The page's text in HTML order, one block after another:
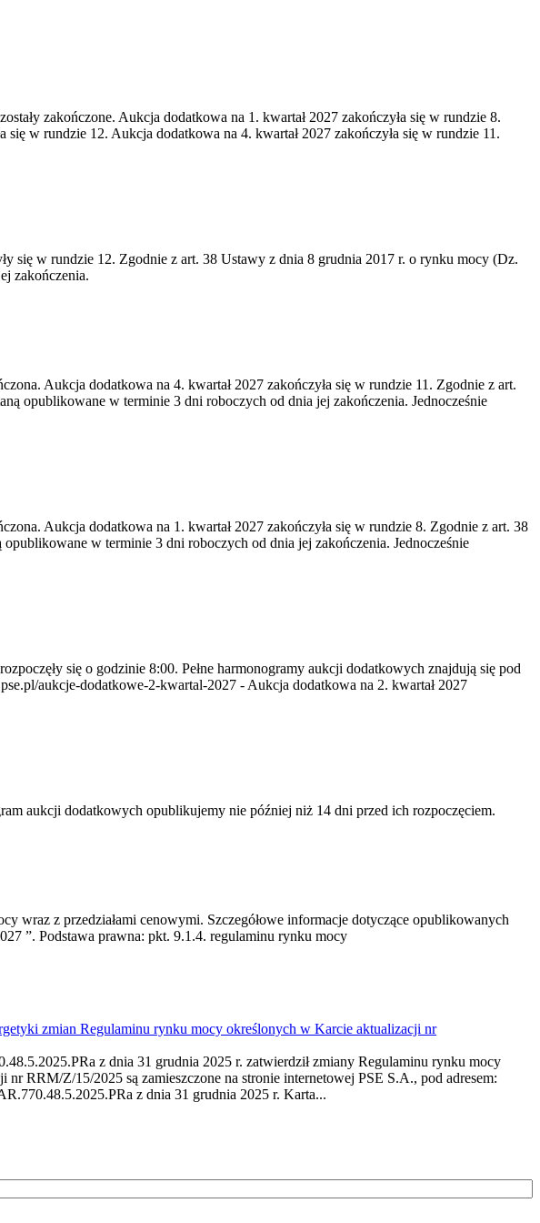
zakończone. Aukcja dodatkowa na 1. kwartał 2027 zakończyła się w rundzie 8.
w rundzie 12. Aukcja dodatkowa na 4. kwartał 2027 zakończyła się w rundzie 11.
się w rundzie 12. Zgodnie z art. 38 Ustawy z dnia 8 grudnia 2017 r. o rynku mocy (Dz.
zakończenia.
Aukcja dodatkowa na 4. kwartał 2027 zakończyła się w rundzie 11. Zgodnie z art.
opublikowane w terminie 3 dni roboczych od dnia jej zakończenia. Jednocześnie
Aukcja dodatkowa na 1. kwartał 2027 zakończyła się w rundzie 8. Zgodnie z art. 38
w terminie 3 dni roboczych od dnia jej zakończenia. Jednocześnie
się o godzinie 8:00. Pełne harmonogramy aukcji dodatkowych znajdują się pod
aukcje-dodatkowe-2-kwartal-2027 - Aukcja dodatkowa na 2. kwartał 2027
aukcji dodatkowych opublikujemy nie później niż 14 dni przed ich rozpoczęciem.
wraz z przedziałami cenowymi. Szczegółowe informacje dotyczące opublikowanych
”. Podstawa prawna: pkt. 9.1.4. regulaminu rynku mocy
zmian Regulaminu rynku mocy określonych w Karcie aktualizacji nr
z dnia 31 grudnia 2025 r. zatwierdził zmiany Regulaminu rynku mocy
RRM/Z/15/2025 są zamieszczone na stronie internetowej PSE S.A., pod adresem:
z dnia 31 grudnia 2025 r. Karta...